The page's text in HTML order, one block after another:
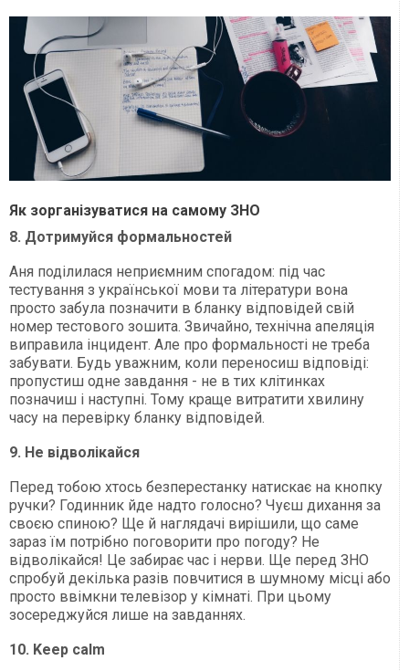
Як зорганізуватися на самому ЗНО
8. Дотримуйся формальностей
Аня поділилася неприємним спогадом: під час
тестування з української мови та літератури вона
просто забула позначити в бланку відповідей свій
номер тестового зошита. Звичайно, технічна апеляція
виправила інцидент. Але про формальності не треба
забувати. Будь уважним, коли переносиш відповіді:
пропустиш одне завдання - не в тих клітинках
позначиш і наступні. Тому краще витратити хвилину
часу на перевірку бланку відповідей.
9. Не відволікайся
Перед тобою хтось безперестанку натискає на кнопку
ручки? Годинник йде надто голосно? Чуєш дихання за
своєю спиною? Ще й наглядачі вирішили, що саме
зараз їм потрібно поговорити про погоду? Не
відволікайся! Це забирає час і нерви. Ще перед ЗНО
спробуй декілька разів повчитися в шумному місці або
просто ввімкни телевізор у кімнаті. При цьому
зосереджуйся лише на завданнях.
10. Keep calm